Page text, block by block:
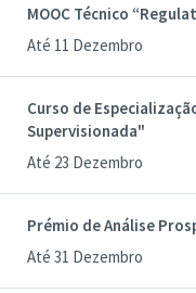
MOOC Técnico
Até 11 Dezembro
Curso de
Supervisionada"
Até 23 Dezembro
Prémio de Análise
Até 31 Dezembro